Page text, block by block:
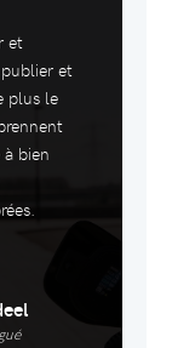
et
et
plus le
bien